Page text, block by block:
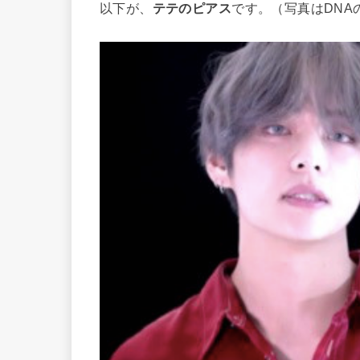
以下が、 テテのピアスです。（写真はDNA